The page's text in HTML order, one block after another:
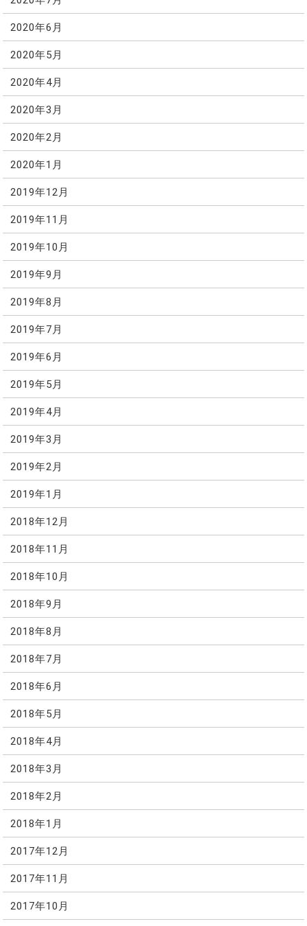
2020年6月
2020年5月
2020年4月
2020年3月
2020年2月
2020年1月
2019年12月
2019年11月
2019年10月
2019年9月
2019年8月
2019年7月
2019年6月
2019年5月
2019年4月
2019年3月
2019年2月
2019年1月
2018年12月
2018年11月
2018年10月
2018年9月
2018年8月
2018年7月
2018年6月
2018年5月
2018年4月
2018年3月
2018年2月
2018年1月
2017年12月
2017年11月
2017年10月